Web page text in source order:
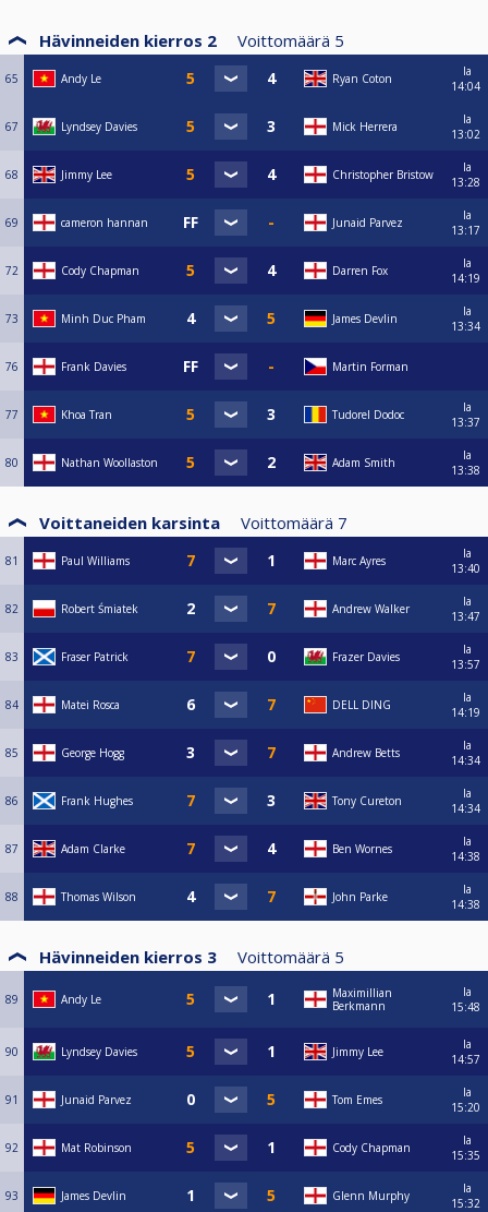
Hävinneiden kierros 2 Voittomäärä 5
65 Andy Le Ryan Coton
la
14:04
67 Lyndsey Davies Mick Herrera
la
13:02
68 Jimmy Lee Christopher Bristow
la
13:28
69 cameron hannan Junaid Parvez
la
13:17
72 Cody Chapman Darren Fox
la
14:19
73 Minh Duc Pham James Devlin
la
13:34
76 Frank Davies Martin Forman
77 Khoa Tran Tudorel Dodoc
la
13:37
80 Nathan Woollaston Adam Smith
la
13:38
Voittaneiden karsinta Voittomäärä 7
81 Paul Williams Marc Ayres
la
13:40
82 Robert Śmiatek Andrew Walker
la
13:47
83 Fraser Patrick Frazer Davies
la
13:57
84 Matei Rosca DELL DING
la
14:19
85 George Hogg Andrew Betts
la
14:34
86 Frank Hughes Tony Cureton
la
14:34
87 Adam Clarke Ben Wornes
la
14:38
88 Thomas Wilson John Parke
la
14:38
Hävinneiden kierros 3 Voittomäärä 5
89 Andy Le
Maximillian
Berkmann
la
15:48
90 Lyndsey Davies Jimmy Lee
la
14:57
91 Junaid Parvez Tom Emes
la
15:20
92 Mat Robinson Cody Chapman
la
15:35
93 James Devlin Glenn Murphy
la
15:32